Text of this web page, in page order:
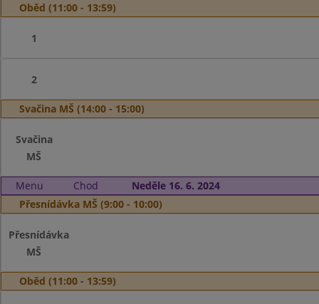
Oběd (11:00 - 13:59)
1
2
Svačina MŠ (14:00 - 15:00)
Svačina
MŠ
Menu Chod
Neděle 16. 6. 2024
Přesnídávka MŠ (9:00 - 10:00)
Přesnídávka
MŠ
Oběd (11:00 - 13:59)